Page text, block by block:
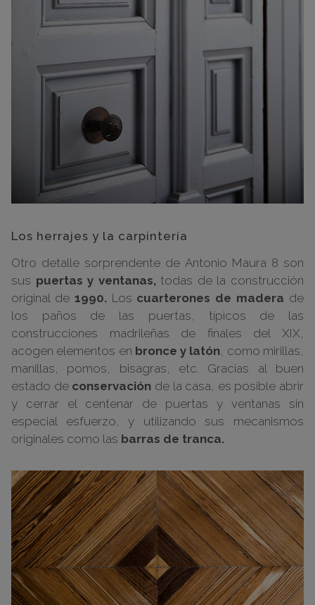
Los herrajes y la carpintería
Otro detalle sorprendente de Antonio Maura 8 son
sus puertas y ventanas,todas de la construcción
original de 1990.Los cuarterones de madera de
los paños de las puertas, típicos de las
construcciones madrileñas de finales del XIX,
acogen elementos en bronce y latón , como mirillas,
manillas, pomos, bisagras, etc. Gracias al buen
estado de conservación de la casa, es posible abrir
y cerrar el centenar de puertas y ventanas sin
especial esfuerzo, y utilizando sus mecanismos
originales como las barras de tranca.